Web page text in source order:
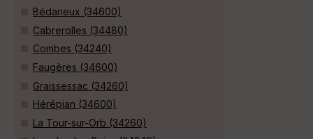
Bédarieux (34600)
Cabrerolles (34480)
Combes (34240)
Faugères (34600)
Graissessac (34260)
Hérépian (34600)
La Tour-sur-Orb (34260)